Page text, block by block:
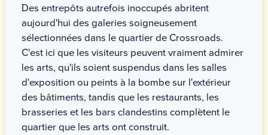
Des entrepôts autrefois inoccupés abritent
aujourd'hui des galeries soigneusement
sélectionnées dans le quartier de Crossroads.
C'est ici que les visiteurs peuvent vraiment admirer
les arts, qu'ils soient suspendus dans les salles
d'exposition ou peints à la bombe sur l'extérieur
des bâtiments, tandis que les restaurants, les
brasseries et les bars clandestins complètent le
quartier que les arts ont construit.